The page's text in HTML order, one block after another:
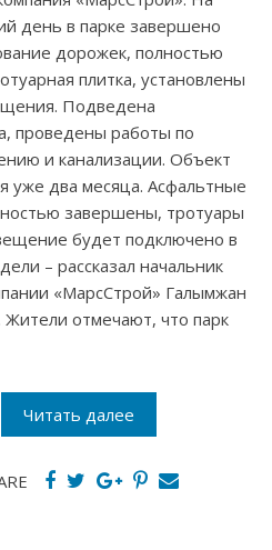
день в парке завершено
дорожек, полностью
плитка, установлены
Подведена
проведены работы по
и канализации. Объект
уже два месяца. Асфальтные
завершены, тротуары
будет подключено в
– рассказал начальник
«МарсСтрой» Галымжан
отмечают, что парк
Читать далее